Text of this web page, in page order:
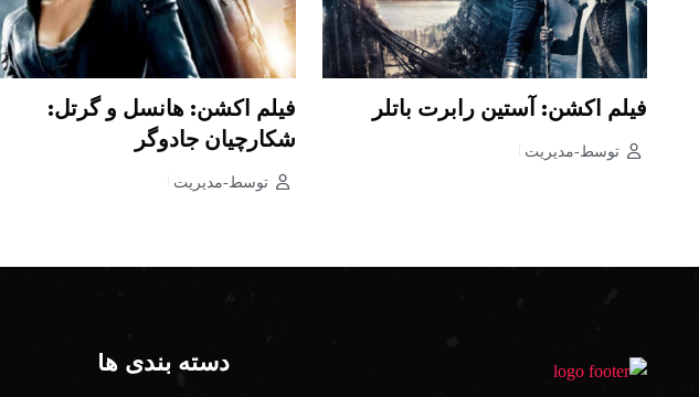
فیلم اکشن: آستین رابرت باتلر
توسط-مدیریت
فیلم اکشن: هانسل و گرتل:
شکارچیان جادوگر
توسط-مدیریت
دسته بندی ها